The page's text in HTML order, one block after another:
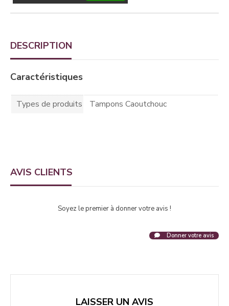
DESCRIPTION
Caractéristiques
Types de produits Tampons Caoutchouc
AVIS CLIENTS
Soyez le premier à donner votre avis !
Donner votre avis
LAISSER UN AVIS